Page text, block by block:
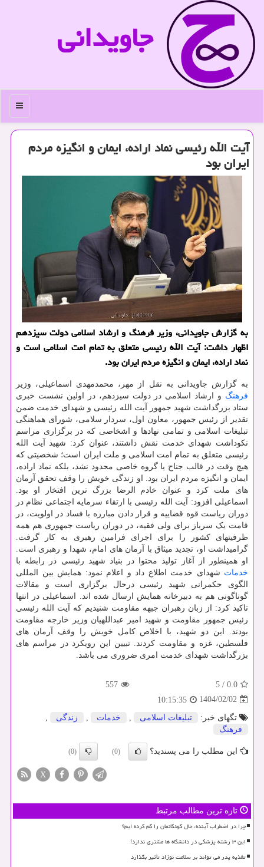
جاویدانی
منو
آیت الله رئیسی نماد اراده، ایمان و انگیزه مردم
ایران بود
به گزارش جاویدانی، وزیر فرهنگ و ارشاد اسلامی دولت سیزدهم
اظهار داشت: آیت الله رئیسی متعلق به تمام امت اسلامی است و
نماد اراده، ایمان و انگیزه مردم ایران بود.
به گزارش جاویدانی به نقل از مهر، محمدمهدی اسماعیلی، وزیر
فرهنگ و ارشاد اسلامی در دولت سیزدهم، در اولین نشست خبری
ستاد بزرگداشت شهید جمهور آیت الله رئیسی و شهدای خدمت ضمن
تقدیر از رئیس جمهور، معاون اول، سردار سلامی، شورای هماهنگی
تبلیغات اسلامی و تمامی نهادها و اشخاصی که در برگزاری مراسم
نکوداشت شهدای خدمت نقش داشتند، عنوان کرد: شهید آیت الله
رئیسی متعلق به تمام امت اسلامی و ملت ایران است؛ شخصیتی که
هیچ وقت در قالب جناح یا گروه خاصی محدود نشد، بلکه نماد اراده،
ایمان و انگیزه مردم ایران بود. او زندگی خویش را وقف تحقق آرمان
های ملت کرد و عنوان خادم الرضا بزرگ ترین افتخار او بود.
اسماعیلی افزود: آیت الله رئیسی با ارتقاء سرمایه اجتماعی نظام در
دوران ریاست قوه قضاییه و قرار دادن مبارزه با فساد در اولویت، در
قامت یک سرباز برای ولی فقیه، در دوران ریاست جمهوری هم همه
ظرفیتهای کشور را برای اجرای فرامین رهبری به کار گرفت.
گرامیداشت او، تجدید میثاق با آرمان های امام، شهدا و رهبری است.
او همینطور از آغاز تولید محتوا در بنیاد شهید رئیسی در رابطه با
خدمات شهدای خدمت اطلاع داد و اعلام نمود: همایش بین المللی
الگوی حکمرانی شهید رئیسی درحال برگزاری است و مقالات
گوناگونی هم به دبیرخانه همایش ارسال شده اند. اسماعیلی در انتها
تاکید کرد: از زبان رهبران جبهه مقاومت شنیدیم که آیت الله رئیسی
رئیس جمهور مقاومت و شهید امیر عبداللهیان وزیر خارجه مقاومت
بودند. این دو شهید، با اخلاص کامل خویش را وقف آرمان های
فلسطین، غزه و مقاومت کردند. تبیین این رویکرد در مراسم های
بزرگداشت شهدای خدمت امری ضروری می باشد.
0.0
/
5
557
1404/02/02
10:15:35
تگهای خبر:
تبلیغات اسلامی , خدمات , زندگی
,
فرهنگ
این مطلب را می پسندید؟ (0)
(0)
X
تازه ترین مطالب مرتبط
چرا در اضطراب آینده، حال کودکانمان را گم کرده ایم؟
این ۳ رشته پزشکی در دانشگاه ها مشتری ندارد!
تغذیه پدر می تواند بر سلامت نوزاد تأثیر بگذارد